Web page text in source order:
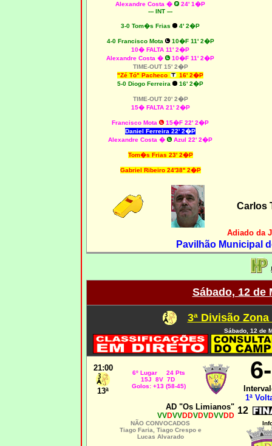
Alexandre Costa �
24' 1�P
--- INT ---
3-0 Tom�s Frias 4' 2�P
4-0 Francisco Mota
10�F 11' 2�P
10� FALTA 11' 2�P
Alexandre Costa �
10�F 11' 2�P
TIME-OUT 15' 2�P
"Zé Tó" Pacheco
16' 2�P
5-0 Diogo Ferreira
16' 2�P
TIME-OUT 20' 2�P
15� FALTA 21' 2�P
Francisco Mota
15�F 22' 2�P
Daniel Ferreira 22' 2�P
Alexandre Costa �
Azul 22' 2�P
Tom�s Frias 23' 2�P
Gabriel Ribeiro 24'38'' 2�P
Carlos
Adiado da
Pavilhão Municipal
Sábado, 12 de
3ª Divisão
Sábado, 12 de
21:00
13ª
6º Lugar 24 Pts
15J 8V 7D
Golos: +13 (58-45)
6
1ª
AD "Os Limianos"
VVDVVDDVDVDVVDD 12
NÃO CONVOCADOS
Tiago Faria, Tiago Crespo e
Lucas Alvarado